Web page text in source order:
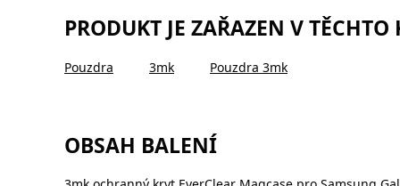
PRODUKT JE ZAŘAZEN V TĚCHTO
Pouzdra 3mk Pouzdra 3mk
OBSAH BALENÍ